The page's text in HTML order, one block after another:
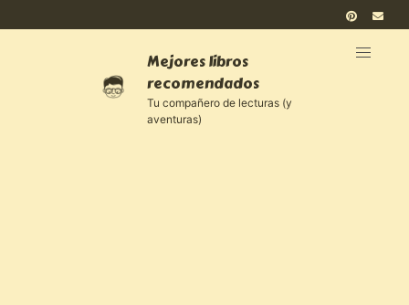
Mejores libros
recomendados
Tu compañero de lecturas (y
aventuras)